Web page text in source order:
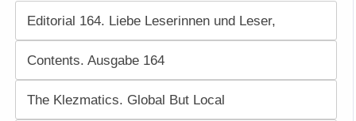
Editorial 164. Liebe Leserinnen und Leser,
Contents. Ausgabe 164
The Klezmatics. Global But Local